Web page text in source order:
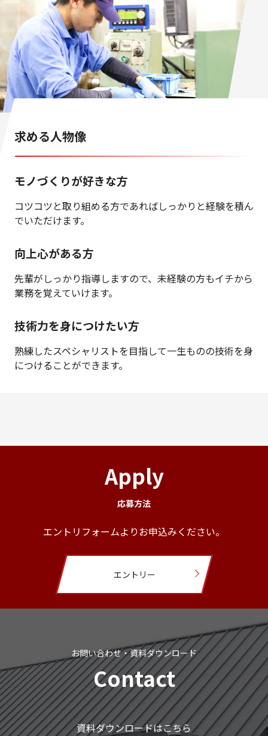
求める人物像
モノづくりが好きな方
コツコツと取り組める方であればしっかりと経験を積ん
でいただけます。
向上心がある方
先輩がしっかり指導しますので、未経験の方もイチから
業務を覚えていけます。
技術力を身につけたい方
熟練したスペシャリストを目指して一生ものの技術を身
につけることができます。
Apply
応募方法
エントリフォームよりお申込みください。
エントリー
お問い合わせ・資料ダウンロード
Contact
資料ダウンロードはこちら